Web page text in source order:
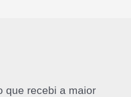
que recebi a maior